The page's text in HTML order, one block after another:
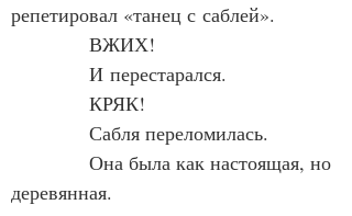
репетировал «танец с саблей».
ВЖИХ!
И перестарался.
КРЯК!
Сабля переломилась.
Она была как настоящая, но
деревянная.